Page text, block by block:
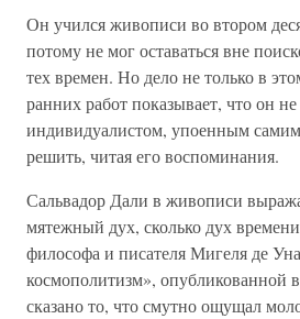
Он учился живописи во втором
потому не мог оставаться вне
тех времен. Но дело не только в
ранних работ показывает, что он
индивидуалистом, упоенным
решить, читая его воспоминания.
Сальвадор Дали в живописи
мятежный дух, сколько дух
философа и писателя Мигеля де
космополитизм», опубликованной
сказано то, что смутно ощущал